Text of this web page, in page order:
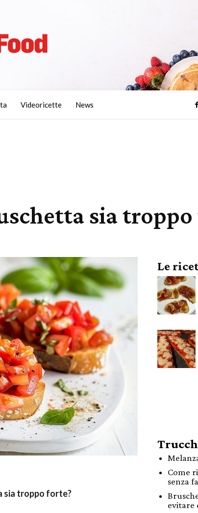
Videoricette News
sia
sia troppo forte?
Le
Come
senza
evitare